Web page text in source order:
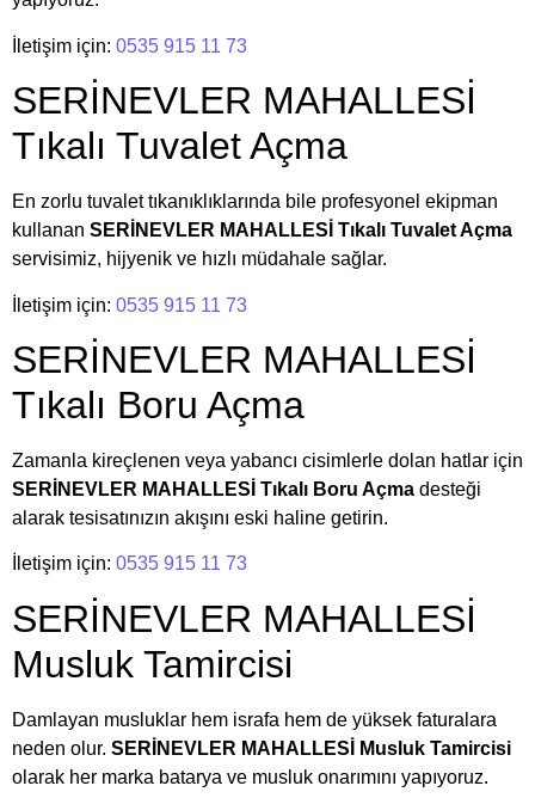
İletişim için: 0535 915 11 73
SERİNEVLER MAHALLESİ
Tıkalı Tuvalet Açma
En zorlu tuvalet tıkanıklıklarında bile profesyonel ekipman
kullanan SERİNEVLER MAHALLESİ Tıkalı Tuvalet Açma
servisimiz, hijyenik ve hızlı müdahale sağlar.
İletişim için: 0535 915 11 73
SERİNEVLER MAHALLESİ
Tıkalı Boru Açma
Zamanla kireçlenen veya yabancı cisimlerle dolan hatlar için
SERİNEVLER MAHALLESİ Tıkalı Boru Açma desteği
alarak tesisatınızın akışını eski haline getirin.
İletişim için: 0535 915 11 73
SERİNEVLER MAHALLESİ
Musluk Tamircisi
Damlayan musluklar hem israfa hem de yüksek faturalara
neden olur. SERİNEVLER MAHALLESİ Musluk Tamircisi
olarak her marka batarya ve musluk onarımını yapıyoruz.